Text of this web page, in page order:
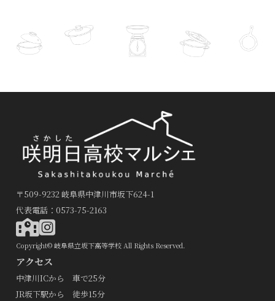
〒509-9232 岐阜県中津川市坂下624-1
代表電話：0573-75-2163
Copyright© 岐阜県立坂下高等学校 All Rights Reserved.
アクセス
中津川ICから 車で25分
JR坂下駅から 徒歩15分